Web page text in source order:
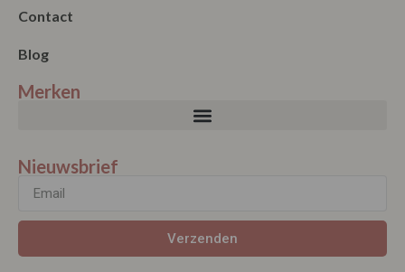
Contact
Blog
Merken
Nieuwsbrief
Verzenden